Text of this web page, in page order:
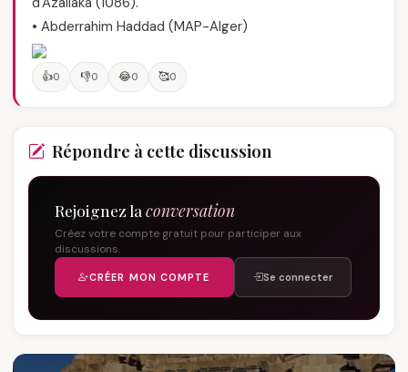
• Abderrahim Haddad (MAP-Alger)
👍0 👎0 😂0 🥰0
Répondre à cette discussion
Rejoignez la conversation
Créez votre compte gratuit pour participer aux
discussions.
CRÉER MON COMPTE Se connecter